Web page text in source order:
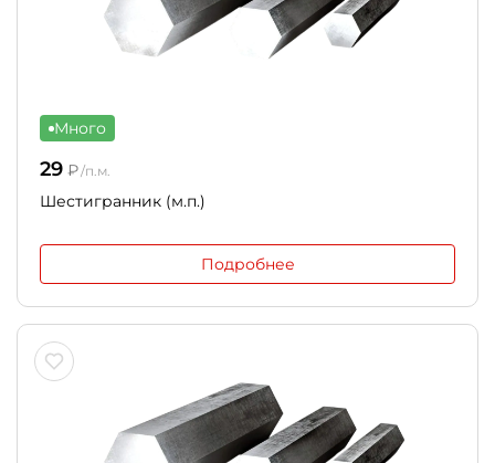
Много
29 ₽/п.м.
Шестигранник (м.п.)
Подробнее